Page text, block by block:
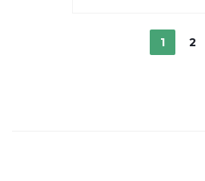
1 2